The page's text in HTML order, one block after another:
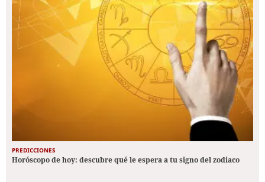
PREDICCIONES
Horóscopo de hoy: descubre qué le espera a tu signo del zodiaco